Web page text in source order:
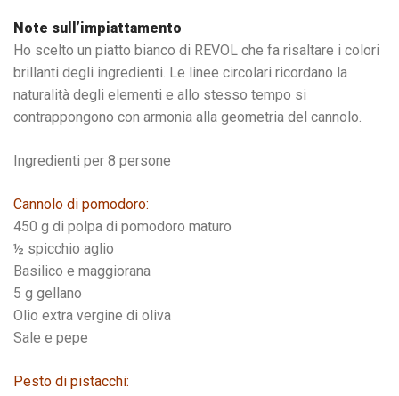
Note sull’impiattamento
Ho scelto un piatto bianco di REVOL che fa risaltare i colori
brillanti degli ingredienti. Le linee circolari ricordano la
naturalità degli elementi e allo stesso tempo si
contrappongono con armonia alla geometria del cannolo.
Ingredienti per 8 persone
Cannolo di pomodoro:
450 g di polpa di pomodoro maturo
½ spicchio aglio
Basilico e maggiorana
5 g gellano
Olio extra vergine di oliva
Sale e pepe
Pesto di pistacchi: